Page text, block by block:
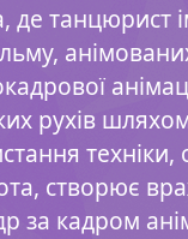
де танцюрист
рухів
техніки,
створює
за кадром